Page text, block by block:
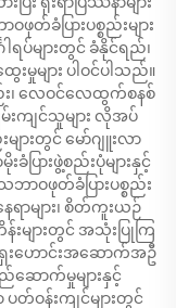
တ်ခံပြားပစ္စည်းများ
ရပ်များတွင် ခံနိုင်ရည်၊
မှုများ ပါဝင်ပါသည်။
၊ လေဝင်လေထွက်စနစ်
ကျင်သူများ လိုအပ်
ားတွင် မော်ဂျူးလာ
ခံပြားဖွဲ့စည်းပုံများနှင့်
ဝဖုတ်ခံပြားပစ္စည်း
ေရာများ၊ စိတ်ကူးယဉ်
းများတွင် အသုံးပြုကြ
ေးဟောင်းအဆောက်အဦ
ဆောက်မှုများနှင့်
တ်ဝန်းကျင်များတွင်